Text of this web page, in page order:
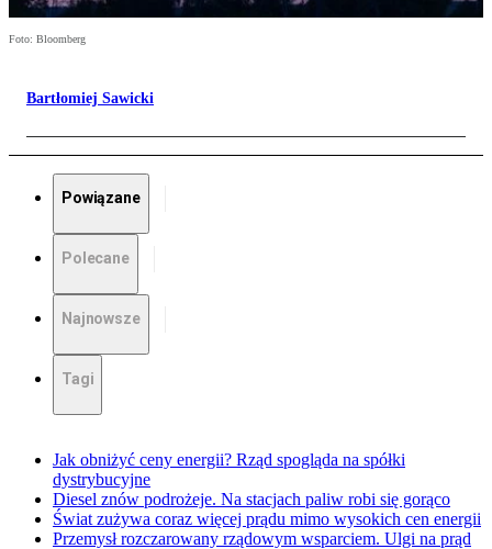
Foto: Bloomberg
Bartłomiej Sawicki
Powiązane
Polecane
Najnowsze
Tagi
Jak obniżyć ceny energii? Rząd spogląda na spółki
dystrybucyjne
Diesel znów podrożeje. Na stacjach paliw robi się gorąco
Świat zużywa coraz więcej prądu mimo wysokich cen energii
Przemysł rozczarowany rządowym wsparciem. Ulgi na prąd